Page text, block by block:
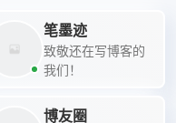
笔墨迹
致敬还在写博客的
我们！
博友圈